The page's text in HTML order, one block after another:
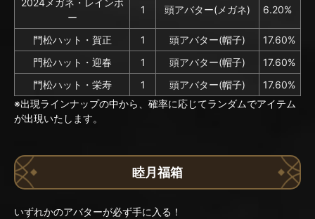
2024メガネ・レインボ
ー
1 頭アバター(メガネ) 6.20%
門松ハット・賀正 1 頭アバター(帽子)
17.60%
門松ハット・迎春
1 頭アバター(帽子)
17.60%
門松ハット・栄寿
1 頭アバター(帽子)
17.60%
※出現ラインナップの中から、確率に応じてランダムでアイテム
が出現いたします。
睦月福箱
いずれかのアバターが必ず手に入る！